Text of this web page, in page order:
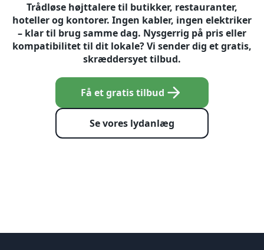
Trådløse højttalere til butikker, restauranter,
hoteller og kontorer. Ingen kabler, ingen elektriker
– klar til brug samme dag. Nysgerrig på pris eller
kompatibilitet til dit lokale? Vi sender dig et gratis,
skræddersyet tilbud.
Få et gratis tilbud
Se vores lydanlæg